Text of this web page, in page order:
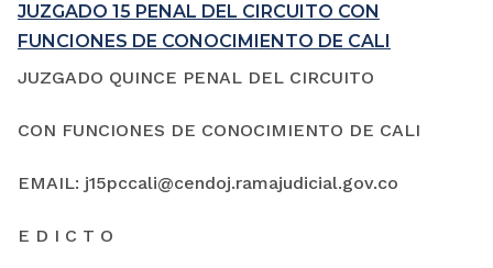
JUZGADO 15 PENAL DEL CIRCUITO CON
FUNCIONES DE CONOCIMIENTO DE CALI
JUZGADO QUINCE PENAL DEL CIRCUITO
CON FUNCIONES DE CONOCIMIENTO DE CALI
EMAIL: j15pccali@cendoj.ramajudicial.gov.co
E D I C T O